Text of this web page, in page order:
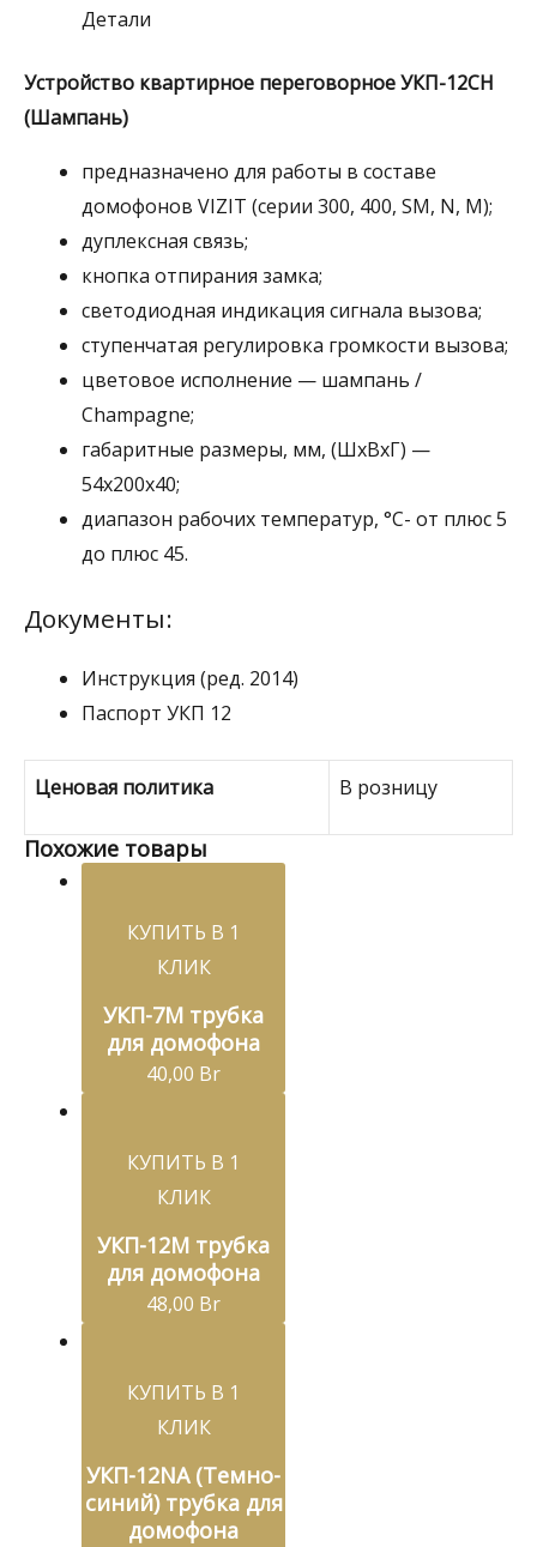
Детали
Устройство квартирное переговорное УКП-12CH
(Шампань)
предназначено для работы в составе
домофонов VIZIT (серии 300, 400, SM, N, M);
дуплексная связь;
кнопка отпирания замка;
светодиодная индикация сигнала вызова;
ступенчатая регулировка громкости вызова;
цветовое исполнение — шампань /
Champagne;
габаритные размеры, мм, (ШхВхГ) —
54х200х40;
диапазон рабочих температур, °C- от плюс 5
до плюс 45.
Документы:
Инструкция (ред. 2014)
Паспорт УКП 12
Ценовая политика В розницу
Похожие товары
КУПИТЬ В 1
КЛИК
УКП-7М трубка
для домофона
40,00 Br
КУПИТЬ В 1
КЛИК
УКП-12М трубка
для домофона
48,00 Br
КУПИТЬ В 1
КЛИК
УКП-12NA (Темно-
синий) трубка для
домофона